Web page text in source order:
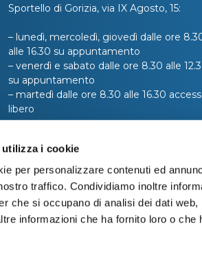
i cookie
per personalizzare contenuti ed
traffico. Condividiamo inoltre
che si occupano di analisi dei dati
informazioni che ha fornito loro o
Sportello di Gorizia, via IX Agosto, 15:
– lunedì, mercoledì, giovedì dalle ore
alle 16.30 su appuntamento
– venerdì e sabato dalle ore 8.30 alle
su appuntamento
– martedì dalle ore 8.30 alle 16.30
libero
al numero verde 800 99 31 31 (contatto
telefonico disponibile da lunedì a venerdì
dalle ore 8:00 alle 20:00 – il sabato dalle